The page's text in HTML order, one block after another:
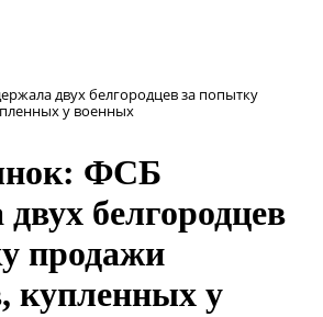
двух белгородцев за попытку
у военных
ФСБ
белгородцев
продажи
купленных у